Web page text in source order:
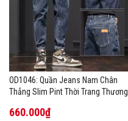
OD1046: Quần Jeans Nam Chân
Thẳng Slim Pint Thời Trang Thương
660.000₫